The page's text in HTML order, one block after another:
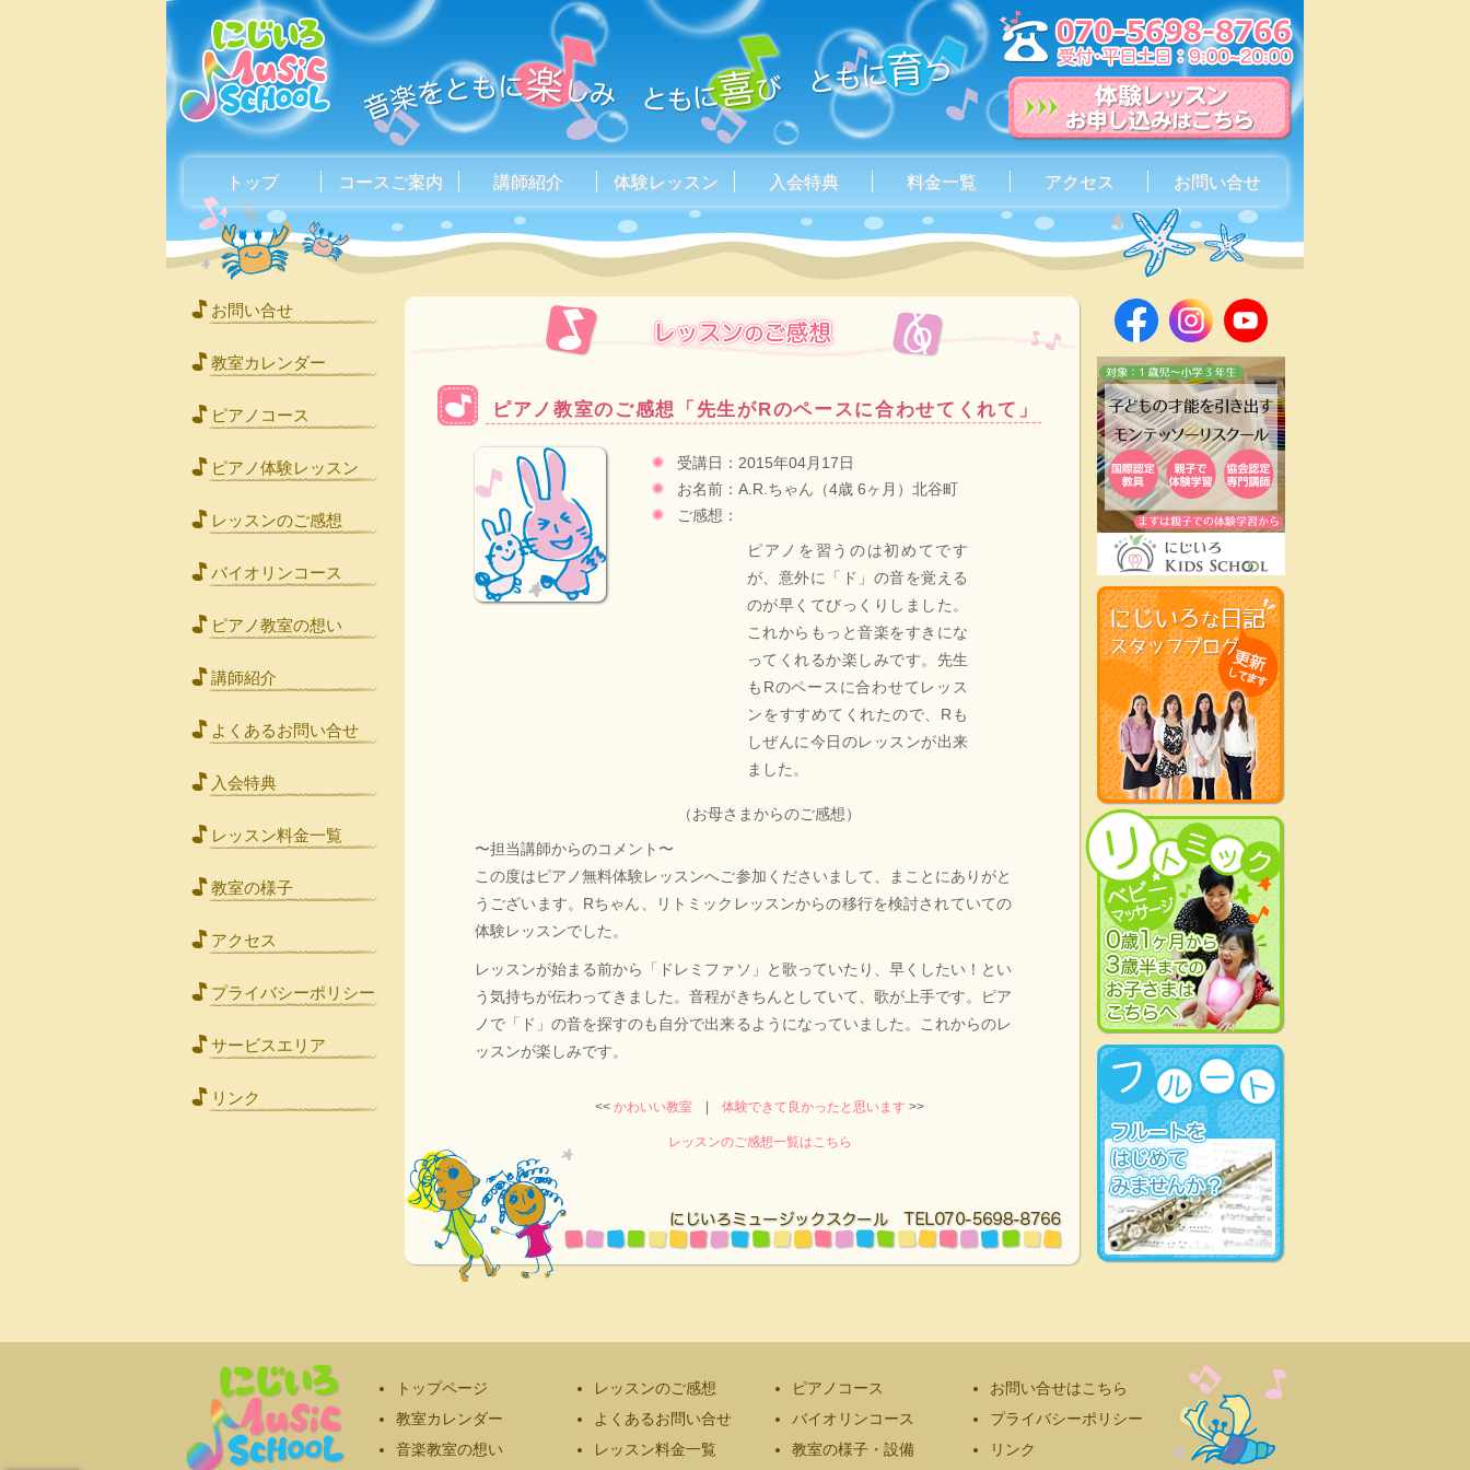
トップ コースご案内 講師紹介 体験レッスン 入会特典 料金一覧 アクセス お問い合せ
ピアノ教室のご感想「先生がRのペースに合わせてくれて」
受講日：2015年04月17日
お名前：A.R.ちゃん（4歳 6ヶ月）北谷町
ご感想：
ピアノを習うのは初めてです
が、意外に「ド」の音を覚える
のが早くてびっくりしました。
これからもっと音楽をすきにな
ってくれるか楽しみです。先生
もRのペースに合わせてレッス
ンをすすめてくれたので、Rも
しぜんに今日のレッスンが出来
ました。
（お母さまからのご感想）
〜担当講師からのコメント〜
この度はピアノ無料体験レッスンへご参加くださいまして、まことにありがと
うございます。Rちゃん、リトミックレッスンからの移行を検討されていての
体験レッスンでした。
レッスンが始まる前から「ドレミファソ」と歌っていたり、早くしたい！とい
う気持ちが伝わってきました。音程がきちんとしていて、歌が上手です。ピア
ノで「ド」の音を探すのも自分で出来るようになっていました。これからのレ
ッスンが楽しみです。
<< かわいい教室 体験できて良かったと思います >>
レッスンのご感想一覧はこちら
お問い合せ
教室カレンダー
ピアノコース
ピアノ体験レッスン
レッスンのご感想
バイオリンコース
ピアノ教室の想い
講師紹介
よくあるお問い合せ
入会特典
レッスン料金一覧
教室の様子
アクセス
プライバシーポリシー
サービスエリア
リンク
トップページ
教室カレンダー
音楽教室の想い
レッスンのご感想
よくあるお問い合せ
レッスン料金一覧
ピアノコース
バイオリンコース
教室の様子・設備
お問い合せはこちら
プライバシーポリシー
リンク